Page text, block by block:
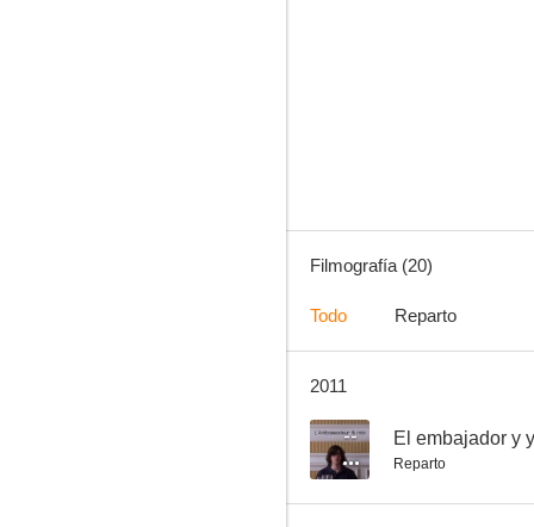
Filmografía (20)
Todo Reparto
2011
-- El embajador y
Reparto